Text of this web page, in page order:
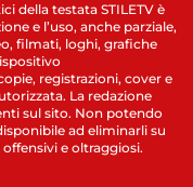
della testata STILETV è
e l’uso, anche parziale,
filmati, loghi, grafiche
registrazioni, cover e
La redazione
sul sito. Non potendo
ad eliminarli su
e oltraggiosi.